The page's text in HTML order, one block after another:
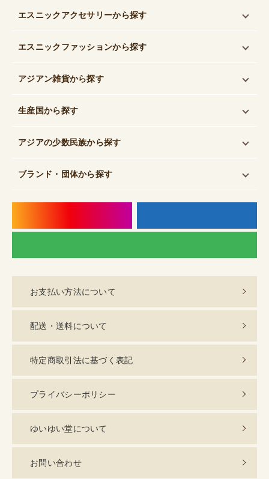
エスニックアクセサリーから探す
エスニックファッションから探す
アジアン雑貨から探す
生産国から探す
アジアの少数民族から探す
ブランド・団体から探す
お支払い方法について
配送・送料について
特定商取引法に基づく表記
プライバシーポリシー
ゆいゆい堂について
お問い合わせ